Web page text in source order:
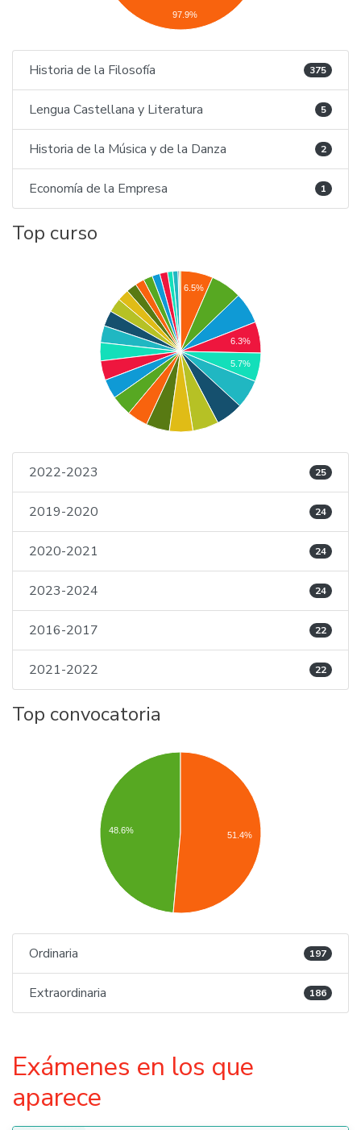
97.9%
Historia de la Filosofía 375
Lengua Castellana y Literatura 5
Historia de la Música y de la Danza 2
Economía de la Empresa 1
Top curso
6.5%
6.3%
5.7%
2022-2023 25
2019-2020 24
2020-2021 24
2023-2024 24
2016-2017 22
2021-2022 22
Top convocatoria
48.6%
51.4%
Ordinaria 197
Extraordinaria 186
Exámenes en los que
aparece